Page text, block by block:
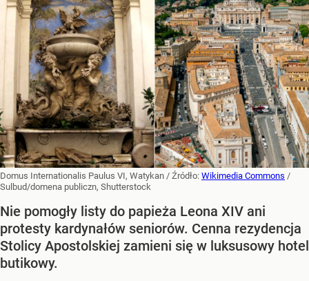
Domus Internationalis Paulus VI, Watykan / Źródło: Wikimedia Commons /
Sulbud/domena publiczn, Shutterstock
Nie pomogły listy do papieża Leona XIV ani
protesty kardynałów seniorów. Cenna rezydencja
Stolicy Apostolskiej zamieni się w luksusowy hotel
butikowy.